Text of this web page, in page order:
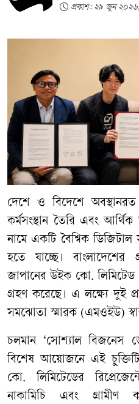
প্রকাশ: ২৯ জুন
দেশে ও বিদেশে অবস্থানরত
কর্মসংস্থান তৈরি এবং আর্থিক
নামে একটি বৈশ্বিক ডিজিটাল
হতে যাচ্ছে। বাংলাদেশের
জাপানের উইক কো.
গ্রহণ করেছে। এ লক্ষ্যে দুই
সমঝোতা স্মারক (এমওইউ)
​চলমান ‘সোশ্যাল বিজনেস
বিশেষ আয়োজনে এই
কো. লিমিটেডের
নাকামিচি এবং গ্রামীণ